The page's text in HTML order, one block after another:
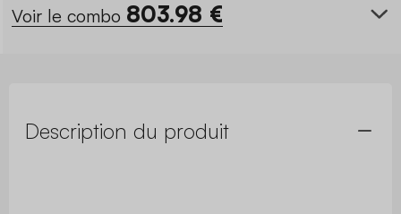
Voir le combo 803.98 €
Description du produit